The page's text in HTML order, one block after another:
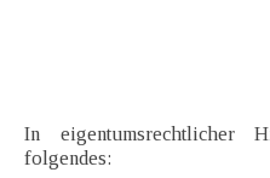
In eigentumsrechtlicher
folgendes: